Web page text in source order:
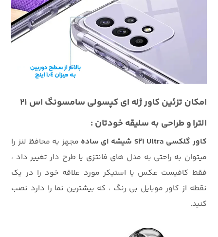
امکان تزئین کاور ژله ای کپسولی سامسونگ اس 21
الترا و طراحی به سلیقه خودتان :
کاور گلکسی S21 Ultra شیشه ای ساده
مجهز به محافظ لنز را
میتوان به راحتی به مدل های فانتزی یا طرح دار تغییر داد ،
فقط کافیست عکس یا استیکر مورد علاقه خود را در یک
نقطه از کاور موبایل بی رنگ ، که بیشترین نما را دارد نصب
کنید.